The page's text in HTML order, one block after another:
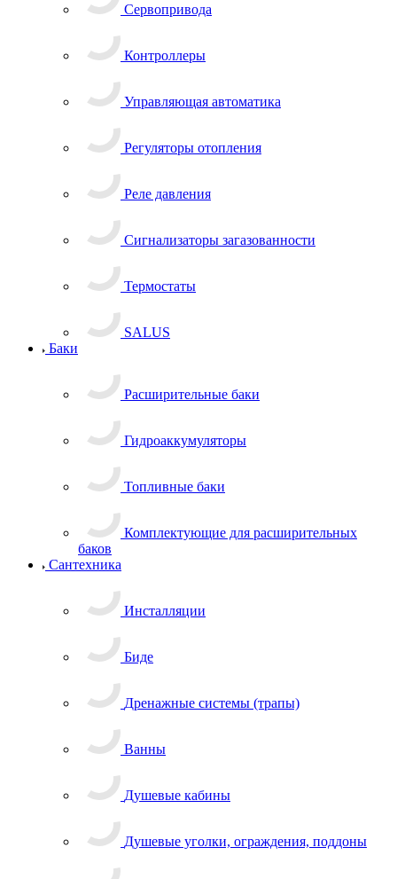
Сервопривода
Контроллеры
Управляющая автоматика
Регуляторы отопления
Реле давления
Сигнализаторы загазованности
Термостаты
SALUS
Баки
Расширительные баки
Гидроаккумуляторы
Топливные баки
Комплектующие для расширительных
баков
Сантехника
Инсталляции
Биде
Дренажные системы (трапы)
Ванны
Душевые кабины
Душевые уголки, ограждения, поддоны